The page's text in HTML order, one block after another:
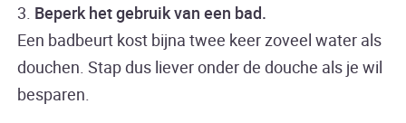
3. Beperk het gebruik van een bad.
Een badbeurt kost bijna twee keer zoveel water als
douchen. Stap dus liever onder de douche als je wil
besparen.